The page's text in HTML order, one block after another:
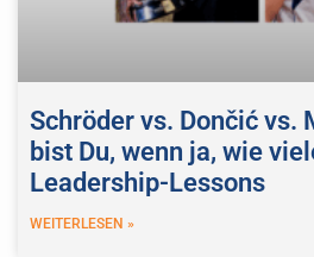
Schröder vs. Dončić vs.
bist Du, wenn ja, wie
Leadership-Lessons
WEITERLESEN »